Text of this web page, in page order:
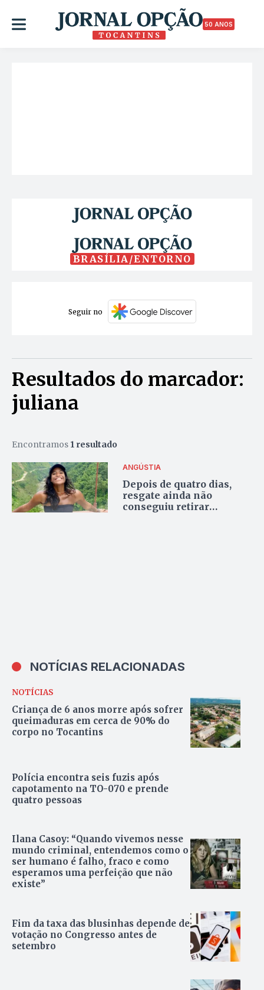
50 ANOS
BRASÍLIA/ENTORNO
Seguir no
Resultados do marcador:
juliana
Encontramos 1 resultado
ANGÚSTIA
Depois de quatro dias,
resgate ainda não
conseguiu retirar
NOTÍCIAS RELACIONADAS
NOTÍCIAS
Criança de 6 anos morre após sofrer
queimaduras em cerca de 90% do
corpo no Tocantins
Polícia encontra seis fuzis após
capotamento na TO-070 e prende
quatro pessoas
Ilana Casoy: “Quando vivemos nesse
mundo criminal, entendemos como o
ser humano é falho, fraco e como
esperamos uma perfeição que não
existe”
Fim da taxa das blusinhas depende de
votação no Congresso antes de
setembro